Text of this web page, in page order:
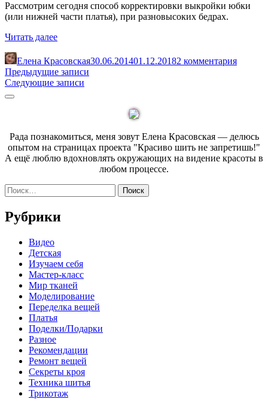
Рассмотрим сегодня способ корректировки выкройки юбки
(или нижней части платья), при разновысоких бедрах.
Читать далее«Способ
выкройки
юбки
и
платья
Елена Красовская30.06.201401.12.20182 комментария
Навигация
по
Предыдущие записи
Следующие записи
Sidebar
Рада познакомиться, меня зовут Елена Красовская — делюсь
опытом на страницах проекта "Красиво шить не запретишь!"
А ещё люблю вдохновлять окружающих на видение красоты в
любом процессе.
Найти:
Рубрики
Видео
Детская
Изучаем себя
Мастер-класс
Мир тканей
Моделирование
Переделка вещей
Платья
Поделки/Подарки
Разное
Рекомендации
Ремонт вещей
Секреты кроя
Техника шитья
Трикотаж